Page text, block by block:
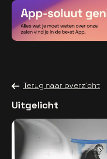
Terug naar overzicht
Uitgelicht